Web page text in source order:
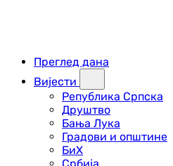
Преглед дана
Вијести
Република Српска
Друштво
Бања Лука
Градови и општине
БиХ